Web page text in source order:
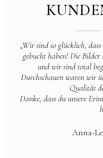
„Wir sind so glücklich,
gebucht haben! Die
und wir sind total
Durchschauen waren wir
Qualität
Danke, dass du unsere
Anna-